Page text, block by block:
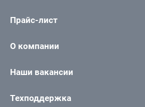
Прайс-лист
О компании
Наши вакансии
Техподдержка